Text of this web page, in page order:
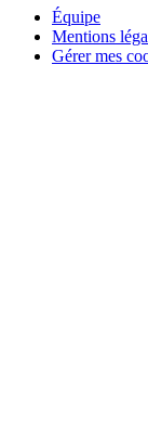
Équipe
Mentions
Gérer mes